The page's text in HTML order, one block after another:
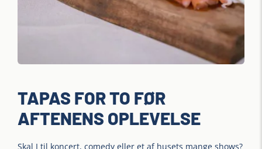
TAPAS FOR TO FØR
AFTENENS OPLEVELSE
Skal I til koncert, comedy eller et af husets mange shows?